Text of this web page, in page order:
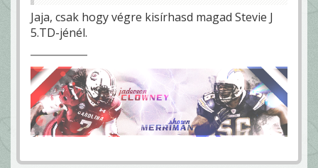
Jaja, csak hogy végre kisírhasd magad Stevie J
5.TD-jénél.